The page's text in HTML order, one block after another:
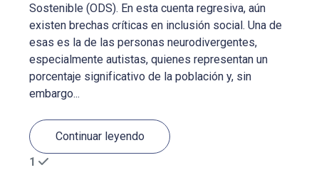
Sostenible (ODS). En esta cuenta regresiva, aún
existen brechas críticas en inclusión social. Una de
esas es la de las personas neurodivergentes,
especialmente autistas, quienes representan un
porcentaje significativo de la población y, sin
embargo...
Continuar leyendo
1